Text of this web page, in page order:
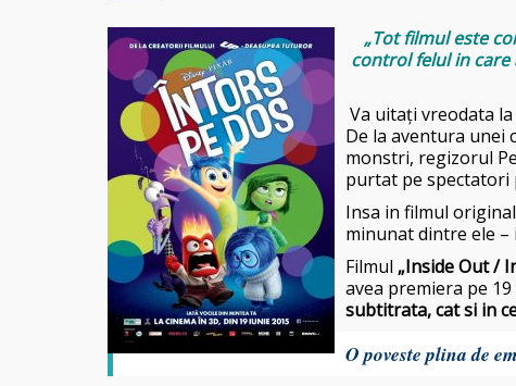
„Tot filmul este
control felul in care
Va uitați vreodata
De la aventura unei
monstri, regizorul
purtat pe spectatori
Insa in filmul original
minunat dintre ele
Filmul „Inside Out /
avea premiera pe
subtitrata, cat si in
O poveste plina de